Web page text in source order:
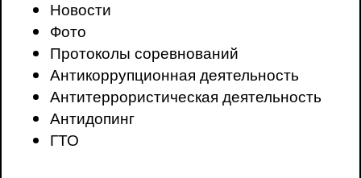
Новости
Фото
Протоколы соревнований
Антикоррупционная деятельность
Антитеррористическая деятельность
Антидопинг
ГТО